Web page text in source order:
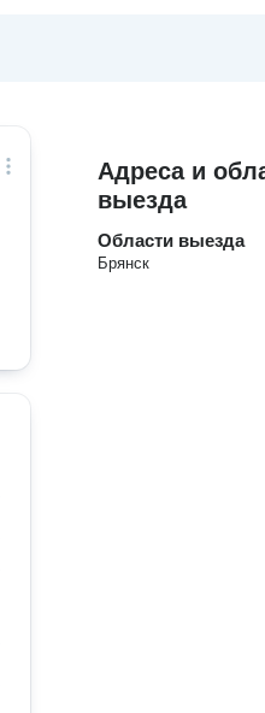
Адреса и
выезда
Области выезда
Брянск